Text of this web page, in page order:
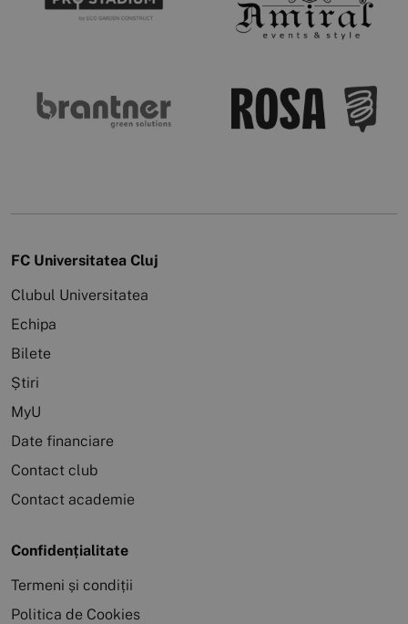
FC Universitatea Cluj
Clubul Universitatea
Echipa
Bilete
Știri
MyU
Date financiare
Contact club
Contact academie
Confidențialitate
Termeni și condiții
Politica de Cookies